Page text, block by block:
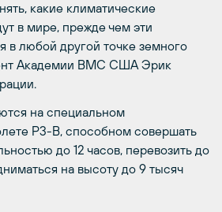
какие климатические
в мире, прежде чем эти
в любой другой точке земного
Академии ВМС США Эрик
на специальном
P3-B, способном совершать
до 12 часов, перевозить до
на высоту до 9 тысяч